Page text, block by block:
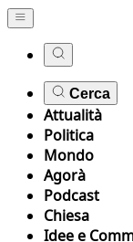
Cerca
Attualità
Politica
Mondo
Agorà
Podcast
Chiesa
Idee e